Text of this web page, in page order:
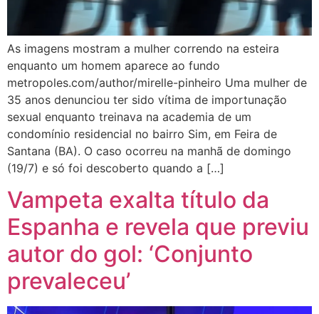
As imagens mostram a mulher correndo na esteira
enquanto um homem aparece ao fundo
metropoles.com/author/mirelle-pinheiro Uma mulher de
35 anos denunciou ter sido vítima de importunação
sexual enquanto treinava na academia de um
condomínio residencial no bairro Sim, em Feira de
Santana (BA). O caso ocorreu na manhã de domingo
(19/7) e só foi descoberto quando a […]
Vampeta exalta título da
Espanha e revela que previu
autor do gol: ‘Conjunto
prevaleceu’